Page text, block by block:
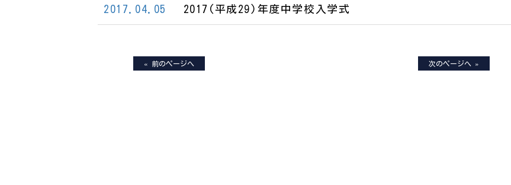
2017.04.05 2017(平成29)年度中学校入学式
« 前のページへ 次のページへ »